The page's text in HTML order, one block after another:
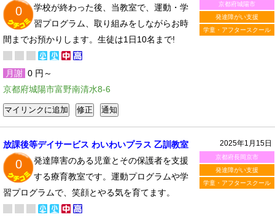
京都府城陽市
発達障がい支援
学童・アフタースクール
0
学校が終わった後、当教室で、運動・学
習プログラム、取り組みをしながらお時
間までお預かりします。生徒は1日10名まで!
月謝 0 円～
京都府城陽市富野南清水8-6
2025年1月15日
京都府長岡京市
発達障がい支援
学童・アフタースクール
放課後等デイサービス わいわいプラス 乙訓教室
0
発達障害のある児童とその保護者を支援
する療育教室です。運動プログラムや学
習プログラムで、笑顔とやる気を育てます。